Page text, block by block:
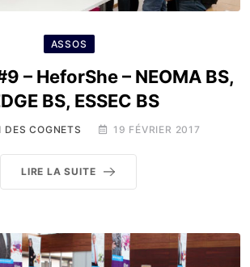
ASSOS
– HeforShe – NEOMA BS,
BS, ESSEC BS
DES COGNETS 19 FÉVRIER 2017
LIRE LA SUITE